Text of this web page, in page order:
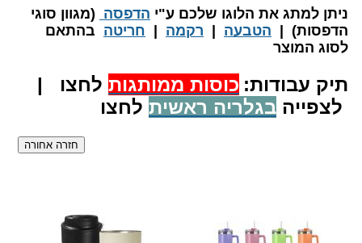
​ניתן למתג את הלוגו שלכם ע"י הדפסה (מגוון סוגי
הדפסות) | הטבעה רקמה חריטה בהתאם
לסוג המוצר
תיק עבודות: כוסות ממותגות לחצו |
לצפייה בגלריה ראשית לחצו